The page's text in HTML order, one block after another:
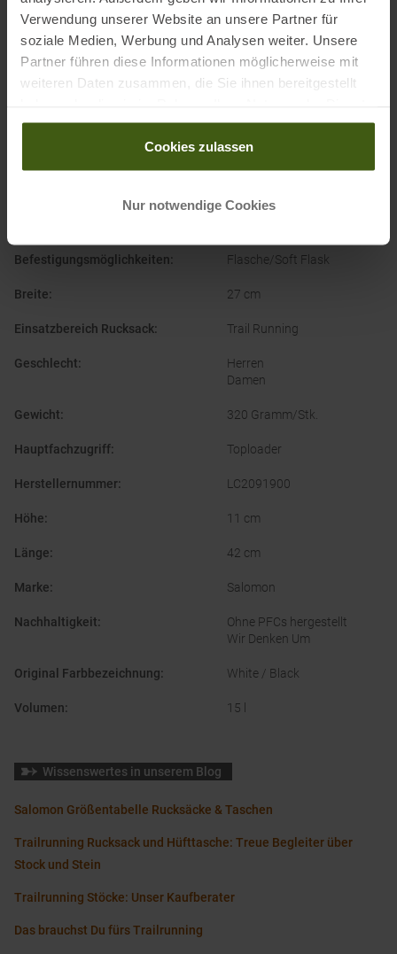
Verwendung unserer Website an unsere Partner für
soziale Medien, Werbung und Analysen weiter. Unsere
Partner führen diese Informationen möglicherweise mit
weiteren Daten zusammen, die Sie ihnen bereitgestellt
gesammelt haben.
Cookies zulassen
Nur notwendige Cookies
Befestigungsmöglichkeiten: Flasche/Soft Flask
Breite: 27 cm
Einsatzbereich Rucksack: Trail Running
Geschlecht:
Herren
Damen
Gewicht: 320 Gramm/Stk.
Hauptfachzugriff: Toploader
Herstellernummer: LC2091900
Höhe: 11 cm
Länge: 42 cm
Marke: Salomon
Nachhaltigkeit:
Ohne PFCs hergestellt
Wir Denken Um
Original Farbbezeichnung: White / Black
Volumen: 15 l
Wissenswertes in unserem Blog
Salomon Größentabelle Rucksäcke & Taschen
Trailrunning Rucksack und Hüfttasche: Treue Begleiter über
Stock und Stein
Trailrunning Stöcke: Unser Kaufberater
Das brauchst Du fürs Trailrunning